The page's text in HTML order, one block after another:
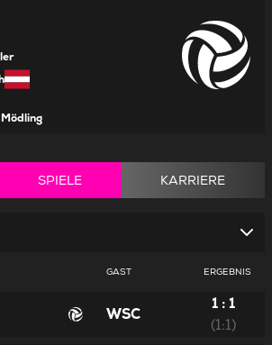
SPIELE KARRIERE
GAST ERGEBNIS
WSC
1 : 1
(1:1)